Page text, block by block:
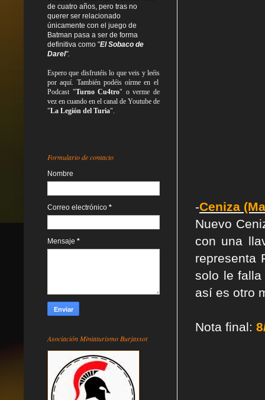
-Ceniza
Nuevo
con una
representa
solo le falla
así es otro
Nota final:
de cuatro años, pero tras no
querer ser relacionado
únicamente con el juego de
Batman pasa a ser de forma
definitiva como "El Sobaco de
Darel".
Espero que disfrutéis lo queveis yleéis
por aquí. También podéis oírme en el
Podcast "Turno Cu4tro" o verme de
vez en cuando en el canal de Youtube de
"La Legión del Turia".
Formulario de contacto
Nombre
Correo electrónico *
Mensaje *
Asociación Miniaturismo Burjassot